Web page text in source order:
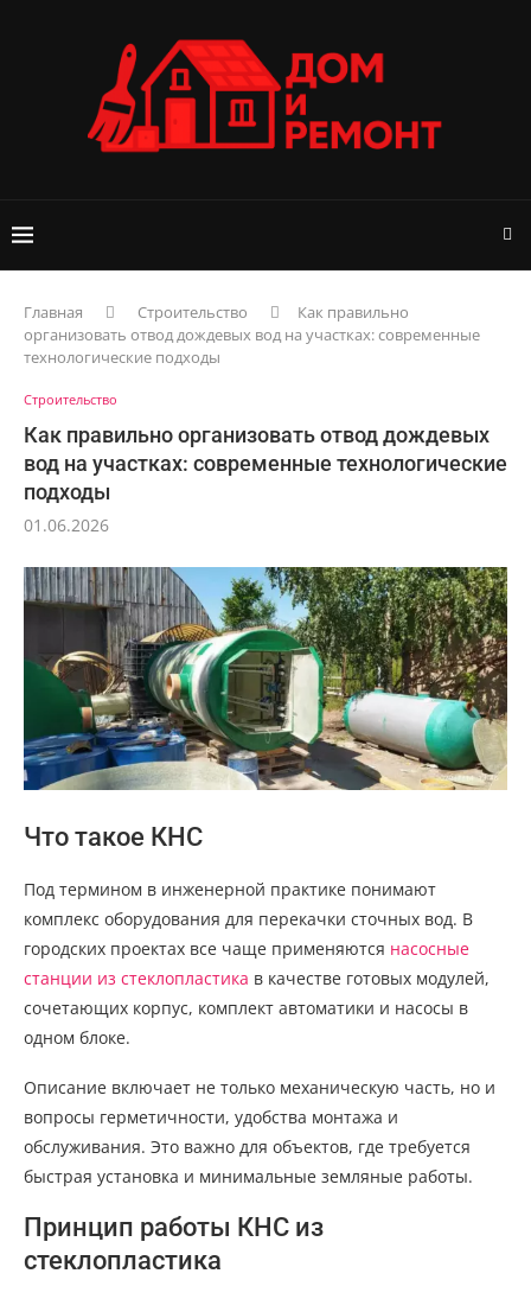
Главная Строительство
Как правильно
организовать отвод дождевых вод на участках: современные
технологические подходы
Строительство
Как правильно организовать отвод дождевых
вод на участках: современные технологические
подходы
01.06.2026
Что такое КНС
Под термином в инженерной практике понимают
комплекс оборудования для перекачки сточных вод. В
городских проектах все чаще применяются насосные
станции из стеклопластика в качестве готовых модулей,
сочетающих корпус, комплект автоматики и насосы в
одном блоке.
Описание включает не только механическую часть, но и
вопросы герметичности, удобства монтажа и
обслуживания. Это важно для объектов, где требуется
быстрая установка и минимальные земляные работы.
Принцип работы КНС из
стеклопластика